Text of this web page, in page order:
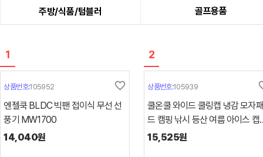
주방/식품/텀블러 골프용품
1
상품번호:105952 favorite_border
엔젤쿡 BLDC 빅팬 접이식 무선 선
풍기 MW1700
14,040원
2
상품번호:105939
쿨온쿨 와이드 쿨링캡 냉감 모자패
드 캠핑 낚시 등산 여름 아이스 캡
드
15,525원